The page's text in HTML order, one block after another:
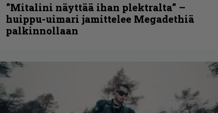
”Mitalini näyttää ihan plektralta” –
huippu-uimari jamittelee Megadethiä
palkinnollaan